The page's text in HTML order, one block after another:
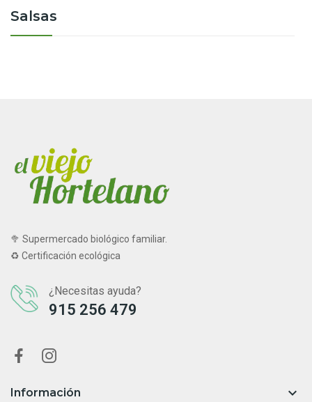
Salsas
🥦 Supermercado biológico familiar.
♻ Certificación ecológica
¿Necesitas ayuda?
915 256 479
Información 